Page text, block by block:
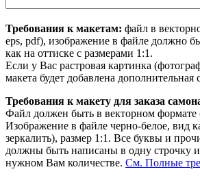
Требования к макетам: файл в
eps, pdf), изображение в файле должно
как на оттиске с размерами 1:1.
Если у Вас растровая картинка
макета будет добавлена дополнительная
Требования к макету для заказа
Файл должен быть в векторном формате
Изображение в файле черно-белое, вид
зеркалить), размер 1:1. Все буквы и
должны быть написаны в одну строчку
нужном Вам количестве. См. Полные